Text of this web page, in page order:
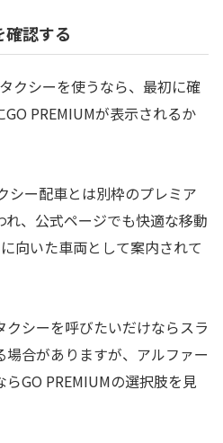
認する
クシーを使うなら、最初に確
PREMIUMが表示されるか
シー配車とは別枠のプレミア
、公式ページでも快適な移動
向いた車両として案内されて
シーを呼びたいだけならスラ
合がありますが、アルファー
GO PREMIUMの選択肢を見